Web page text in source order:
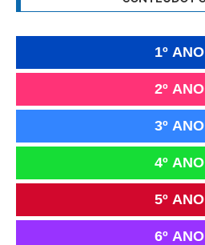
1º ANO
2º ANO
3º ANO
4º ANO
5º ANO
6º ANO